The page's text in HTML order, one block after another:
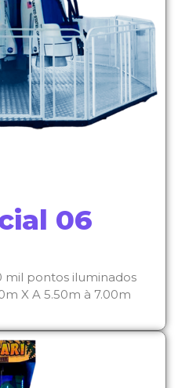
06
mil pontos iluminados
X A 5.50m à 7.00m